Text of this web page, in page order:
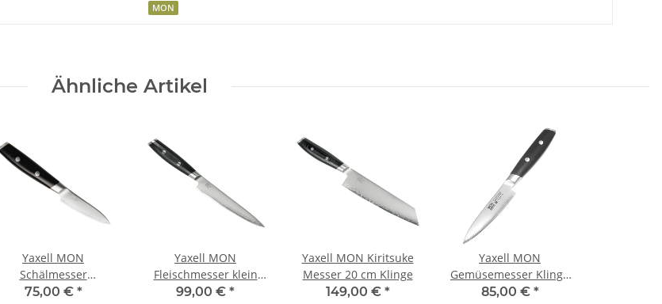
MON
Ähnliche Artikel
Yaxell MON
Schälmesser
Gemüsemesser Klinge
75,00 € *
Yaxell MON
Fleischmesser klein
Klinge 15 cm
99,00 € *
Yaxell MON Kiritsuke
Messer 20 cm Klinge
149,00 € *
Yaxell MON
Gemüsemesser Klinge
10 cm
85,00 € *